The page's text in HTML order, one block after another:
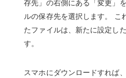
存先」の右側にある「変更」
ルの保存先を選択します。 こ
たファイルは、新たに設定し
す。
スマホにダウンロードすれば